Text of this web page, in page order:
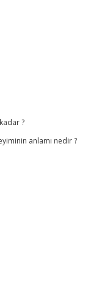
?
anlamı nedir ?